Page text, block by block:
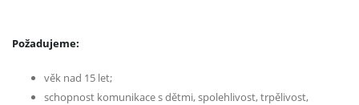
Požadujeme:
věk nad 15 let;
schopnost komunikace s dětmi, spolehlivost, trpělivost,